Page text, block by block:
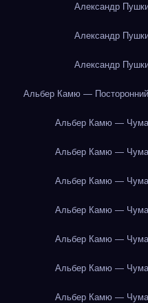
Александр
Александр
Александр
Альбер Камю — Посторонний
Альбер Камю — Чума
Альбер Камю — Чума
Альбер Камю — Чума
Альбер Камю — Чума
Альбер Камю — Чума
Альбер Камю — Чума
Альбер Камю — Чума